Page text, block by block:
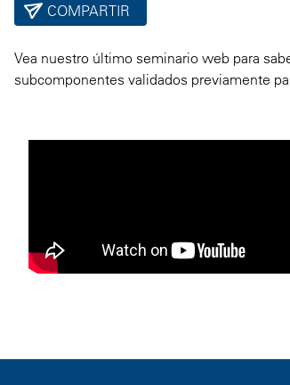
COMPARTIR
Vea nuestro último seminario web para
subcomponentes validados previamente